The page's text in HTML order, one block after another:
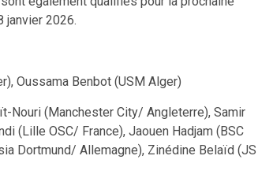
janvier 2026.
Oussama Benbot (USM Alger)
Nouri (Manchester City/ Angleterre), Samir
(Lille OSC/ France), Jaouen Hadjam (BSC
Dortmund/ Allemagne), Zinédine Belaïd (JS